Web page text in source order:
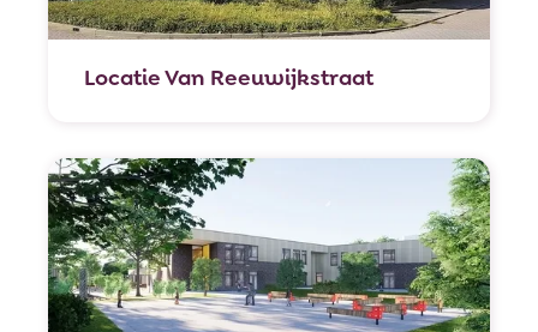
Locatie Van Reeuwijk­straat